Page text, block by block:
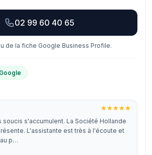
02 99 60 40 65
de la fiche Google Business Profile.
soucis s'accumulent. La Société Hollande
L'assistante est très à l'écoute et
p…